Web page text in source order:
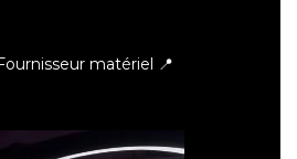
matériel 📍